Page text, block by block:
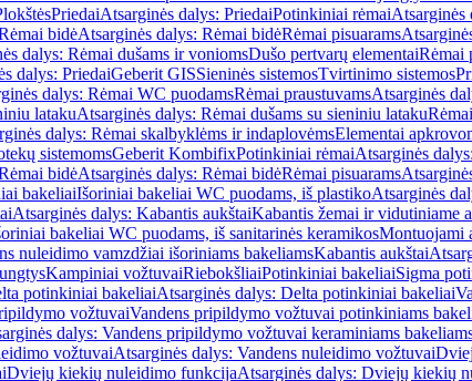
PriedaiAtsarginės dalys: PriedaiPotinkiniai rėmaiAtsarginės
bidėAtsarginės dalys: Rėmai bidėRėmai pisuarams
dalys: Rėmai dušams ir voniomsDušo pertvarų elementaiRėmai
dalys: PriedaiGeberit GISSieninės sistemosTvirtinimo sistemos
dalys: Rėmai WC puodamsRėmai praustuvamsAtsarginės
latakuAtsarginės dalys: Rėmai dušams su sieniniu lataku
dalys: Rėmai skalbyklėms ir indaplovėmsElementai
sistemomsGeberit KombifixPotinkiniai rėmaiAtsarginės
bidėAtsarginės dalys: Rėmai bidėRėmai pisuarams
bakeliaiIšoriniai bakeliai WC puodams, iš plastikoAtsarginės
Atsarginės dalys: Kabantis aukštaiKabantis žemai ir vidutiniame
bakeliai WC puodams, iš sanitarinės keramikosMontuojami
nuleidimo vamzdžiai išoriniams bakeliamsKabantis aukštai
Kampiniai vožtuvaiRiebokšliaiPotinkiniai bakeliaiSigma
potinkiniai bakeliaiAtsarginės dalys: Delta potinkiniai bakeliai
vožtuvaiVandens pripildymo vožtuvai potinkiniams
dalys: Vandens pripildymo vožtuvai keraminiams
vožtuvaiAtsarginės dalys: Vandens nuleidimo vožtuvai
Dviejų kiekių nuleidimo funkcijaAtsarginės dalys: Dviejų kiekių